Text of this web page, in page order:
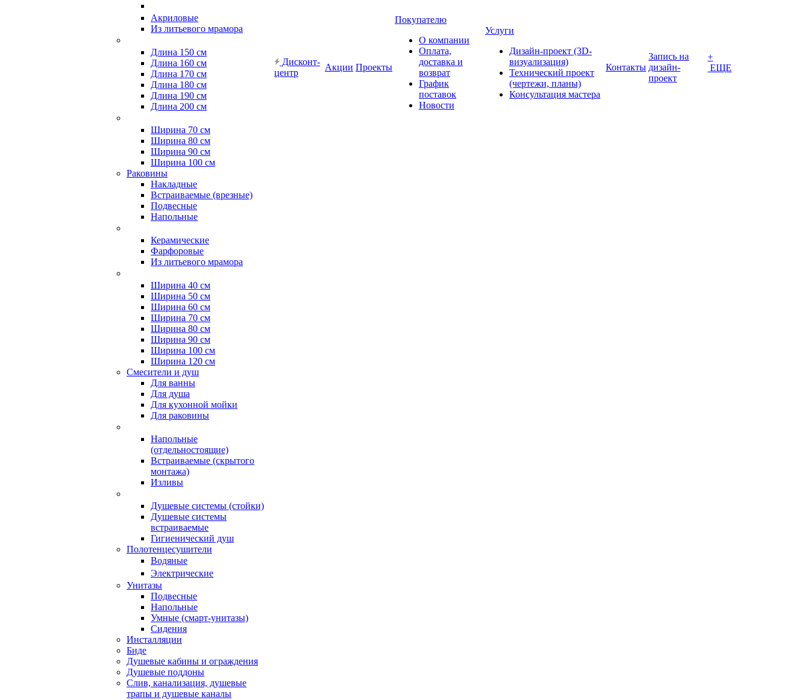
Акриловые
Из литьевого мрамора
Длина 150 см
Длина 160 см
Длина 170 см
Длина 180 см
Длина 190 см
Длина 200 см
Ширина 70 см
Ширина 80 см
Ширина 90 см
Ширина 100 см
Раковины
Накладные
Встраиваемые (врезные)
Подвесные
Напольные
Керамические
Фарфоровые
Из литьевого мрамора
Ширина 40 см
Ширина 50 см
Ширина 60 см
Ширина 70 см
Ширина 80 см
Ширина 90 см
Ширина 100 см
Ширина 120 см
Смесители и душ
Для ванны
Для душа
Для кухонной мойки
Для раковины
Напольные
(отдельностоящие)
Встраиваемые (скрытого
монтажа)
Изливы
Душевые системы (стойки)
Душевые системы
встраиваемые
Гигиенический душ
Полотенцесушители
ㅤВодяные
ㅤЭлектрические
Унитазы
Подвесные
Напольные
Умные (смарт-унитазы)
Сидения
Инсталляции
Биде
Душевые кабины и ограждения
Душевые поддоны
Слив, канализация, душевые
трапы и душевые каналы
Дисконт-
центр
Акции Проекты
Покупателю
О компании
Оплата,
доставка и
возврат
График
поставок
Новости
Услуги
Дизайн-проект (3D-
визуализация)
Технический проект
(чертежи, планы)
Консультация мастера
Контакты
Запись на
дизайн-
проект
+
ЕЩЕ